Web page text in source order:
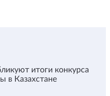
итоги конкурса
в Казахстане